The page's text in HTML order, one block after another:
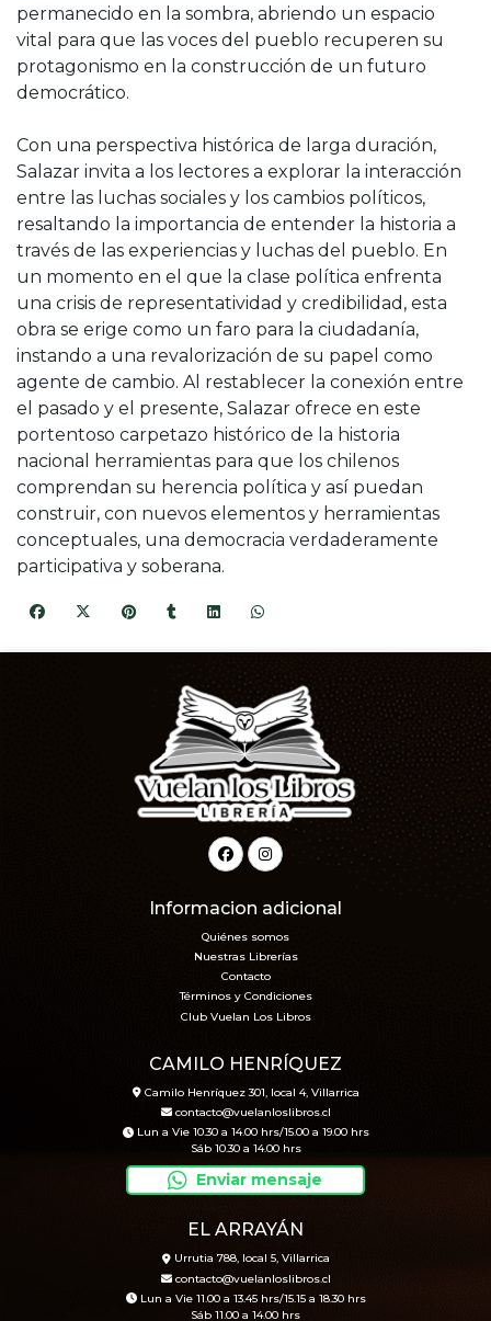
permanecido en la sombra, abriendo un espacio
vital para que las voces del pueblo recuperen su
protagonismo en la construcción de un futuro
democrático.
Con una perspectiva histórica de larga duración,
Salazar invita a los lectores a explorar la interacción
entre las luchas sociales y los cambios políticos,
resaltando la importancia de entender la historia a
través de las experiencias y luchas del pueblo. En
un momento en el que la clase política enfrenta
una crisis de representatividad y credibilidad, esta
obra se erige como un faro para la ciudadanía,
instando a una revalorización de su papel como
agente de cambio. Al restablecer la conexión entre
el pasado y el presente, Salazar ofrece en este
portentoso carpetazo histórico de la historia
nacional herramientas para que los chilenos
comprendan su herencia política y así puedan
construir, con nuevos elementos y herramientas
conceptuales, una democracia verdaderamente
participativa y soberana.
Informacion adicional
Quiénes somos
Nuestras Librerías
Contacto
Términos y Condiciones
Club Vuelan Los Libros
CAMILO HENRÍQUEZ
Camilo Henríquez 301, local 4, Villarrica
contacto@vuelanloslibros.cl
Lun a Vie 10.30 a 14.00 hrs/15.00 a 19.00 hrs
Sáb 10.30 a 14.00 hrs
Enviar mensaje
EL ARRAYÁN
Urrutia 788, local 5, Villarrica
contacto@vuelanloslibros.cl
Lun a Vie 11.00 a 13.45 hrs/15.15 a 18.30 hrs
Sáb 11.00 a 14.00 hrs